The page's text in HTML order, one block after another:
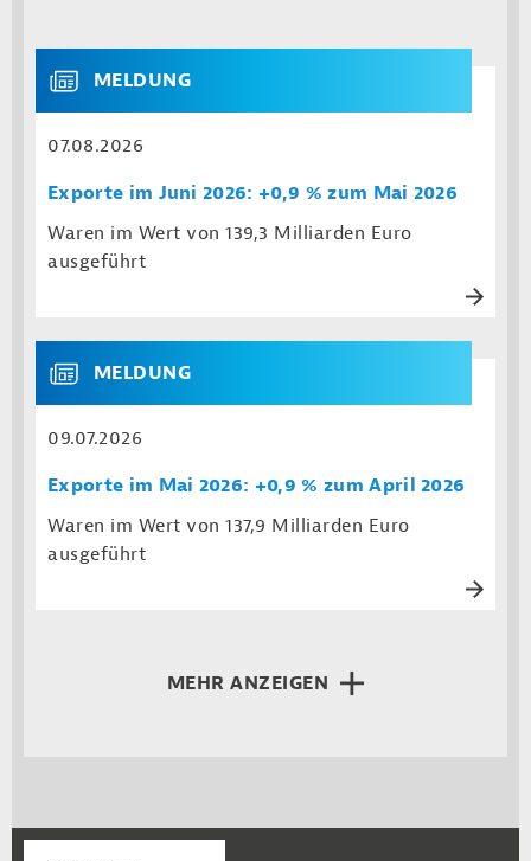
MELDUNG
07.08.2026
Exporte im Juni 2026: +0,9 % zum Mai 2026
Waren im Wert von 139,3 Milliarden Euro
ausgeführt
MELDUNG
09.07.2026
Exporte im Mai 2026: +0,9 % zum April 2026
Waren im Wert von 137,9 Milliarden Euro
ausgeführt
MEHR ANZEIGEN